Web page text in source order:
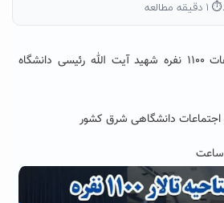
⏱ ۱ دقیقه مطالعه
آیین افتتاحیه تالار اجتماعات ۱۱۰۰ نفره شهید آیت الله رئیسی دانشگاه
اجتماعات دانشگاهی شرق کشور